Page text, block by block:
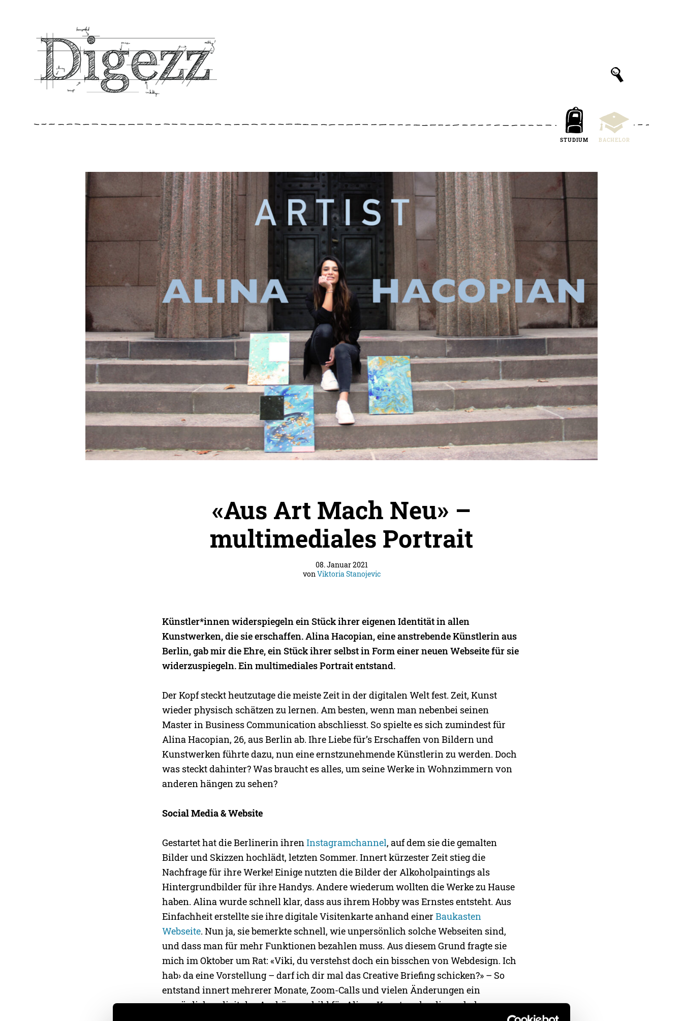
STUDIUM BACHELOR
«Aus Art Mach Neu» –
multimediales Portrait
08. Januar 2021
vonViktoria Stanojevic
Künstler*innen widerspiegeln ein Stück ihrer eigenen Identität in allen
Kunstwerken, die sie erschaffen. Alina Hacopian, eine anstrebende Künstlerin aus
Berlin, gab mir die Ehre, ein Stück ihrer selbst in Form einer neuen Webseite für sie
widerzuspiegeln. Ein multimediales Portrait entstand.
Der Kopf steckt heutzutage die meiste Zeit in der digitalen Welt fest. Zeit, Kunst
wieder physisch schätzen zu lernen. Am besten, wenn man nebenbei seinen
Master in Business Communication abschliesst. So spielte es sich zumindest für
Alina Hacopian, 26, aus Berlin ab. Ihre Liebe für’s Erschaffen von Bildern und
Kunstwerken führte dazu, nun eine ernstzunehmende Künstlerin zu werden. Doch
was steckt dahinter? Was braucht es alles, um seine Werke in Wohnzimmern von
anderen hängen zu sehen?
Social Media & Website
Gestartet hat die Berlinerin ihrenInstagramchannel, auf dem sie die gemalten
Bilder und Skizzen hochlädt, letzten Sommer. Innert kürzester Zeit stieg die
Nachfrage für ihre Werke! Einige nutzten die Bilder der Alkoholpaintings als
Hintergrundbilder für ihre Handys. Andere wiederum wollten die Werke zu Hause
haben. Alina wurde schnell klar, dass aus ihrem Hobby was Ernstes entsteht. Aus
Einfachheit erstellte sie ihre digitale Visitenkarte anhand einerBaukasten
Webseite. Nun ja, sie bemerkte schnell, wie unpersönlich solche Webseiten sind,
und dass man für mehr Funktionen bezahlen muss. Aus diesem Grund fragte sie
mich im Oktober um Rat: «Viki, du verstehst doch ein bisschen von Webdesign. Ich
hab› da eine Vorstellung – darf ich dir mal das Creative Briefing schicken?» – So
entstand innert mehrerer Monate, Zoom-Calls und vielen Änderungen ein
persönliches digitales Aushängeschild für Alinas Kunstwerke, die auch du